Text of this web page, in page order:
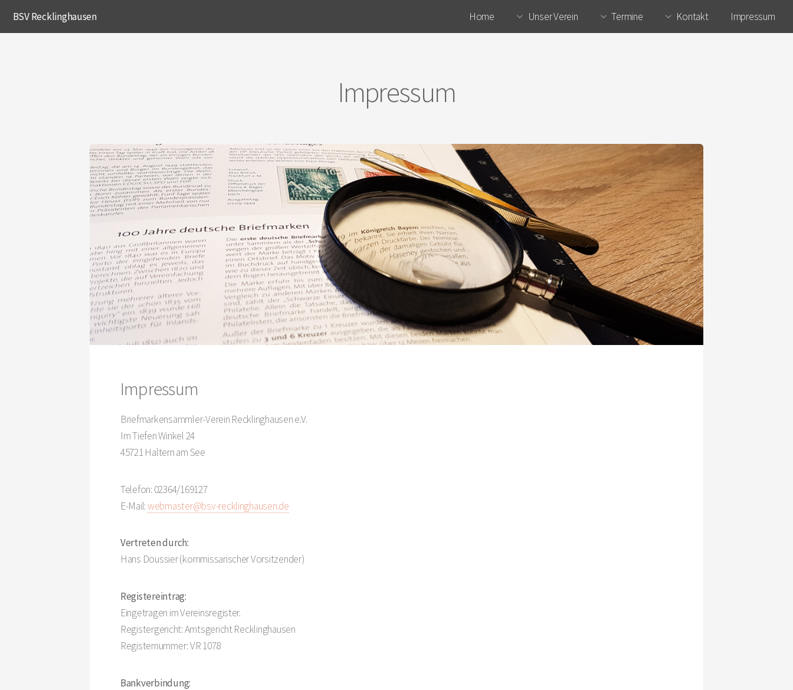
BSV Recklinghausen Home Unser Verein Termine Kontakt Impressum
Impressum
Impressum
Briefmarkensammler-Verein Recklinghausen e.V.
Im Tiefen Winkel 24
45721 Haltern am See
Telefon: 02364/169127
E-Mail:webmaster@bsv-recklinghausen.de
Vertreten durch:
Hans Doussier (kommissarischer Vorsitzender)
Registereintrag:
Eingetragen im Vereinsregister.
Registergericht: Amtsgericht Recklinghausen
Registernummer: VR 1078
Bankverbindung: